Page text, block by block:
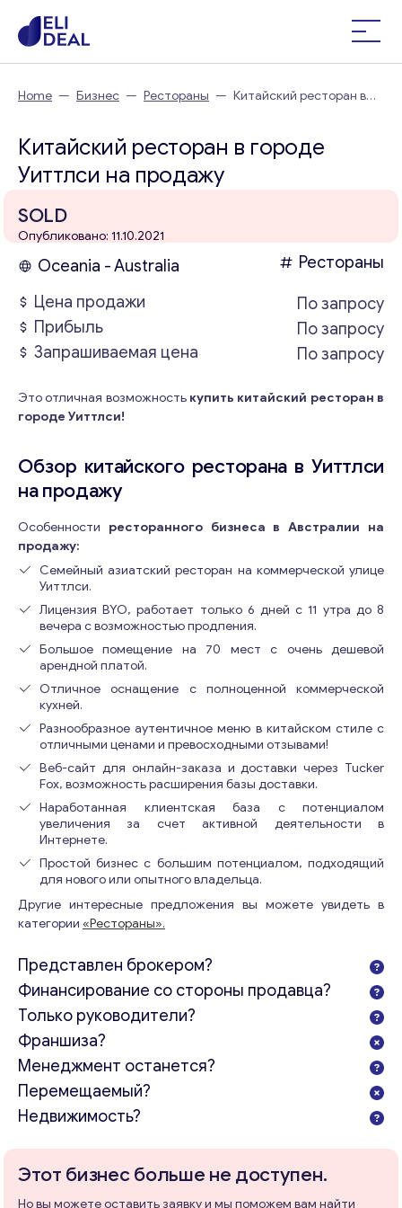
Home — Бизнес — Рестораны — Китайский ресторан в
Китайский ресторан в городе
Уиттлси на продажу
SOLD
Опубликовано: 11.10.2021
Oceania - Australia
Рестораны
Цена продажи
По запросу
Прибыль
По запросу
Запрашиваемая цена
По запросу
Это отличная возможность купить китайский ресторан в
городе Уиттлси!
Обзор китайского ресторана в Уиттлси
на продажу
Особенности ресторанного бизнеса в Австралии на
продажу:
Семейный азиатский ресторан на коммерческой улице
Уиттлси.
Лицензия BYO, работает только 6 дней с 11 утра до 8
вечера с возможностью продления.
Большое помещение на 70 мест с очень дешевой
арендной платой.
Отличное оснащение с полноценной коммерческой
кухней.
Разнообразное аутентичное меню в китайском стиле с
отличными ценами и превосходными отзывами!
Веб-сайт для онлайн-заказа и доставки через Tucker
Fox, возможность расширения базы доставки.
Наработанная клиентская база с потенциалом
увеличения за счет активной деятельности в
Интернете.
Простой бизнес с большим потенциалом, подходящий
для нового или опытного владельца.
Другие интересные предложения вы можете увидеть в
категории «Рестораны».
Представлен брокером?
Финансирование со стороны продавца?
Только руководители?
Франшиза?
Менеджмент останется?
Перемещаемый?
Недвижимость?
Этот бизнес больше не доступен.
Но вы можете оставить заявку и мы поможем вам найти